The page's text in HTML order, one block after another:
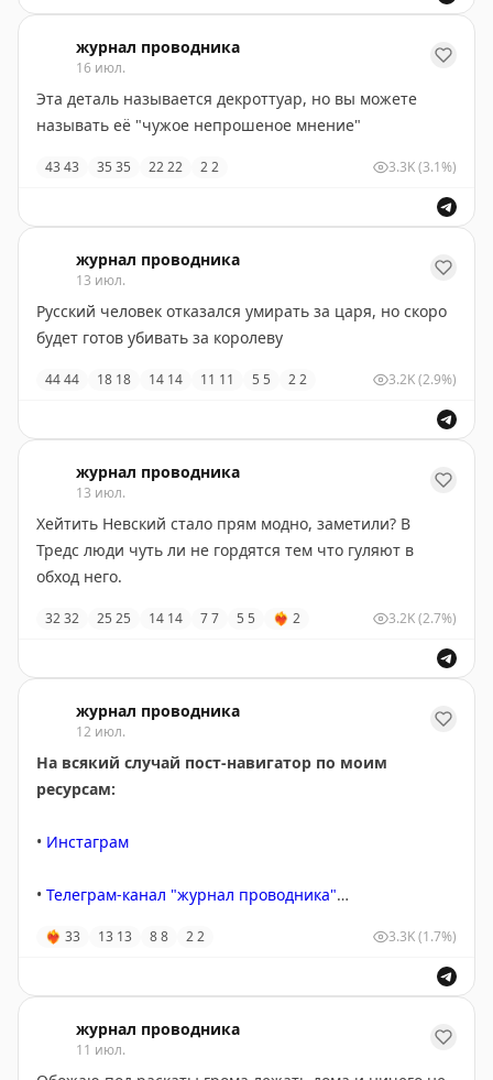
художников на Волковской.
журнал проводника
16 июл.
Эта деталь называется декроттуар, но вы можете
называть её "чужое непрошеное мнение"
4343 35 35 2222 22 3.3K(3.1%)
журнал проводника
13 июл.
Русский человек отказался умирать за царя, но скоро
будет готов убивать за королеву
4444 18 18 14 14 11 11 5 5 22 3.2K(2.9%)
журнал проводника
13 июл.
Хейтить Невский стало прям модно, заметили? В
Тредс люди чуть ли не гордятся тем что гуляют в
обход него.
3232 25 25 14 14 77 5 5 ❤‍🔥 2 3.2K(2.7%)
журнал проводника
12 июл.
На всякий случай пост-навигатор по моим
ресурсам:
• Инстаграм
• Телеграм-канал "журнал проводника"
Тредс
•Аудиогид (Питер / Выборг / Москва / Стамбул)
Бесплатная карта заведений Петербурга на Яндекс
❤‍🔥 33 13 13 88 22 3.3K(1.7%)
журнал проводника
11 июл.